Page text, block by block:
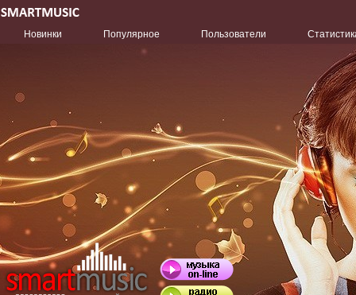
Новинки Популярное Пользователи